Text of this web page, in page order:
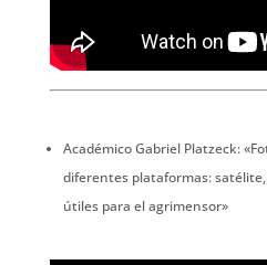
Académico Gabriel Platzeck:
diferentes plataformas:
útiles para el agrimensor»